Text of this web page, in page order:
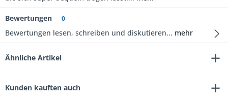
Bewertungen 0
Bewertungen lesen, schreiben und diskutieren... mehr
Ähnliche Artikel
Kunden kauften auch